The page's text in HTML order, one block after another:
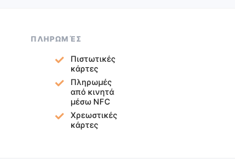
ΠΛΗΡΩΜΈΣ
Πιστωτικές
κάρτες
Πληρωμές
από κινητά
μέσω NFC
Χρεωστικές
κάρτες